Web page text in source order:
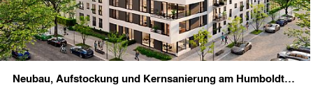
Neubau, Aufstockung und Kernsanierung am Humboldthain